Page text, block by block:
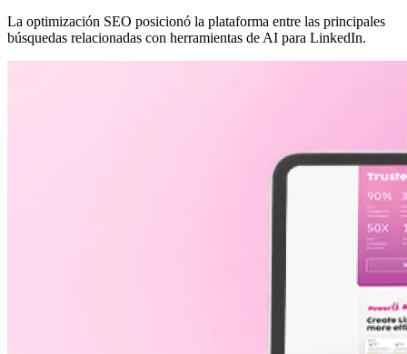
La optimización SEO posicionó la plataforma entre las principales
búsquedas relacionadas con herramientas de AI para LinkedIn.